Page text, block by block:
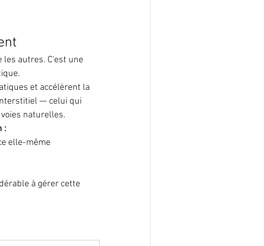
autres. C'est une
et accélèrent la
— celui qui
naturelles.
:
elle-même
à gérer cette